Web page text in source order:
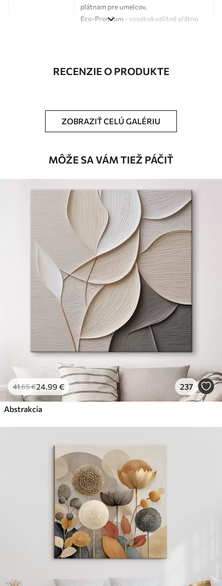
plátnam pre umelcov.
Eco-Premium - vysokokvalitné plátno
s33168
Dostupné materiály
Štandard
Odolné voči vyblednutiu
Bezpečný atrament bez zápachu
Povrch podobný plátnu
Ekologický materiál
Premium
.00
Žiarivé a sýte farby
Odolné voči vyblednutiu
Bezpečný atrament bez zápachu
Povrch podobný plátnu
Ekologický materiál
Eko-Premium
Od 36.00€
✓Žiarivé a sýte farby
✓Odolné voči vyblednutiu
Ekologický materiál
RECENZIE O PRODUKTE
ZOBRAZIŤ CELÚ GALÉRIU
MÔŽE SA VÁM TIEŽ PÁČIŤ
41.65€24.99 € 237
Abstrakcia